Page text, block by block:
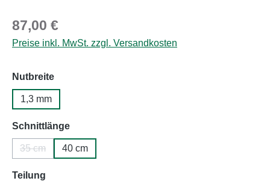
Regulärer Preis:
87,00 €
Preise inkl. MwSt. zzgl. Versandkosten
Nutbreiteauswählen
1,3 mm
Schnittlängeauswählen
35 cm
(Diese Option ist zurzeit nicht verfügbar.)
40 cm
Teilung